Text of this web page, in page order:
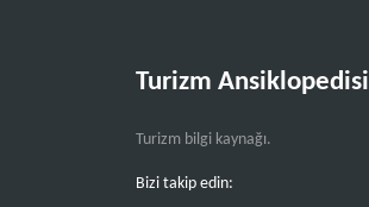
Turizm Ansiklopedisi
Turizm bilgi kaynağı.
Bizi takip edin: